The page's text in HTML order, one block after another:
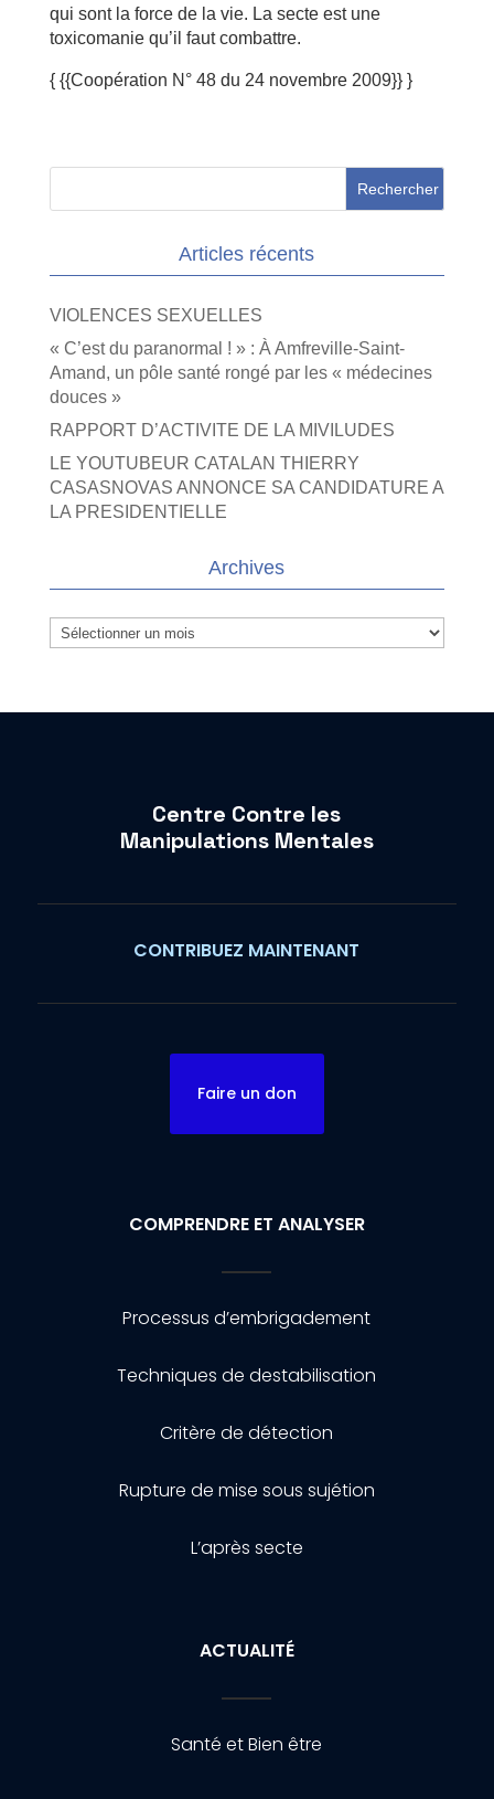
qui sont la force de la vie. La secte est une
toxicomanie qu’il faut combattre.
{ {{Coopération N° 48 du 24 novembre 2009}} }
Articles récents
VIOLENCES SEXUELLES
« C’est du paranormal ! » : À Amfreville-Saint-
Amand, un pôle santé rongé par les « médecines
douces »
RAPPORT D’ACTIVITE DE LA MIVILUDES
LE YOUTUBEUR CATALAN THIERRY
CASASNOVAS ANNONCE SA CANDIDATURE A
LA PRESIDENTIELLE
Archives
Archives
Centre Contre les
Manipulations Mentales
CONTRIBUEZ MAINTENANT
Faire un don
COMPRENDRE ET ANALYSER
Processus d’embrigadement
Techniques de destabilisation
Critère de détection
Rupture de mise sous sujétion
L’après secte
ACTUALITÉ
Santé et Bien être